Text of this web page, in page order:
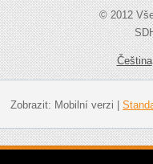
© 2012
Čeština
Zobrazit: Mobilní verzi